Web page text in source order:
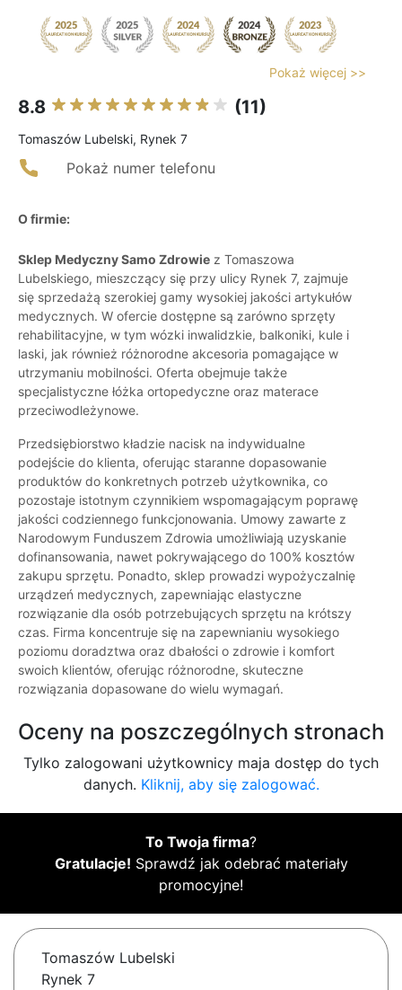
Pokaż więcej >>
8.8 (11)
Tomaszów Lubelski, Rynek 7
Pokaż numer telefonu
O firmie:
Sklep Medyczny Samo Zdrowie z Tomaszowa
Lubelskiego, mieszczący się przy ulicy Rynek 7, zajmuje
się sprzedażą szerokiej gamy wysokiej jakości artykułów
medycznych. W ofercie dostępne są zarówno sprzęty
rehabilitacyjne, w tym wózki inwalidzkie, balkoniki, kule i
laski, jak również różnorodne akcesoria pomagające w
utrzymaniu mobilności. Oferta obejmuje także
specjalistyczne łóżka ortopedyczne oraz materace
przeciwodleżynowe.
Przedsiębiorstwo kładzie nacisk na indywidualne
podejście do klienta, oferując staranne dopasowanie
produktów do konkretnych potrzeb użytkownika, co
pozostaje istotnym czynnikiem wspomagającym poprawę
jakości codziennego funkcjonowania. Umowy zawarte z
Narodowym Funduszem Zdrowia umożliwiają uzyskanie
dofinansowania, nawet pokrywającego do 100% kosztów
zakupu sprzętu. Ponadto, sklep prowadzi wypożyczalnię
urządzeń medycznych, zapewniając elastyczne
rozwiązanie dla osób potrzebujących sprzętu na krótszy
czas. Firma koncentruje się na zapewnianiu wysokiego
poziomu doradztwa oraz dbałości o zdrowie i komfort
swoich klientów, oferując różnorodne, skuteczne
rozwiązania dopasowane do wielu wymagań.
Oceny na poszczególnych stronach
Tylko zalogowani użytkownicy maja dostęp do tych
danych. Kliknij, aby się zalogować.
To Twoja firma?
Gratulacje! Sprawdź jak odebrać materiały
promocyjne!
Tomaszów Lubelski
Rynek 7